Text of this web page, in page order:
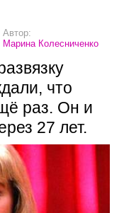
Автор:
Марина Колесниченко
что
раз. Он и
27 лет.